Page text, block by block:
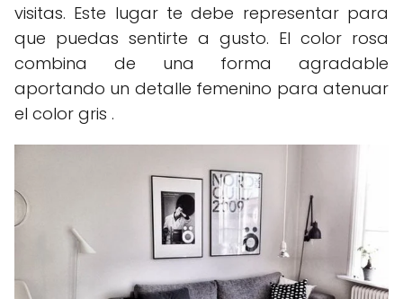
visitas. Este lugar te debe representar para
que puedas sentirte a gusto. El color rosa
combina de una forma agradable
aportando un detalle femenino para atenuar
el color gris .